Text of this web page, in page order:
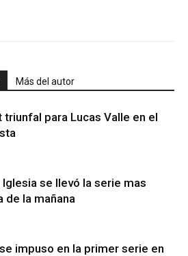
Más del autor
triunfal para Lucas Valle en el
Iglesia se llevó la serie mas
de la mañana
impuso en la primer serie en